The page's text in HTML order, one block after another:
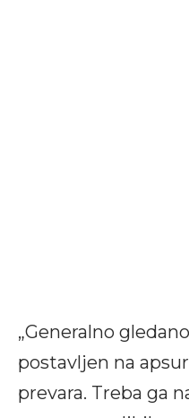
„Generalno
postavljen na
prevara. Treba ga